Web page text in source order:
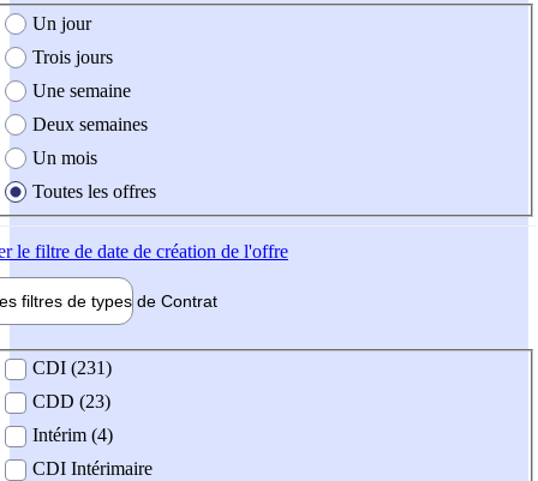
création de l'offre
Un jour
Trois jours
Une semaine
Deux semaines
Un mois
Toutes les offres
le filtre de date de création de l'offre
filtres de types de Contrat
contrat
CDI (231)
CDD (23)
Intérim (4)
CDI Intérimaire